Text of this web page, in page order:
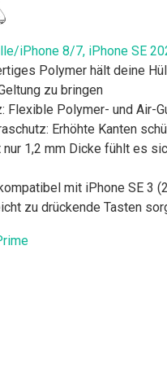
iPhone 8/7, iPhone SE
Polymer hält deine
zu bringen
Flexible Polymer- und Air-
Erhöhte Kanten
nur 1,2 mm Dicke fühlt es
mit iPhone SE 3
zu drückende Tasten